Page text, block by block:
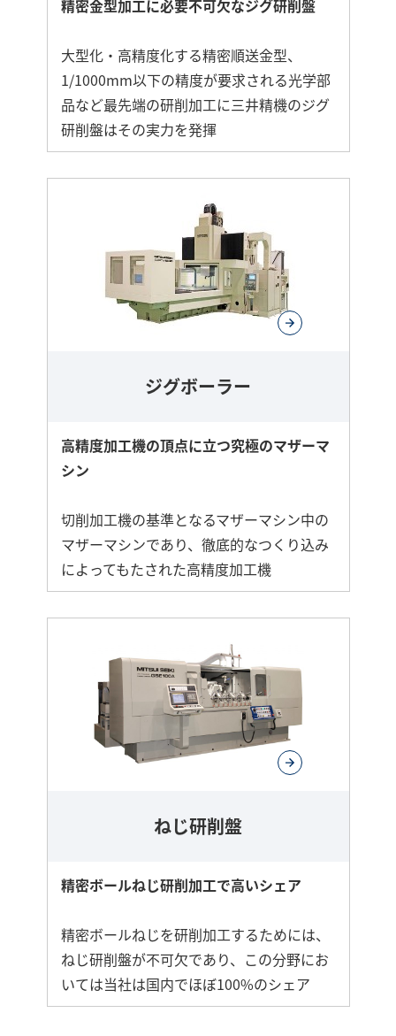
精密金型加工に必要不可欠なジグ研削盤
大型化・高精度化する精密順送金型、
1/1000mm以下の精度が要求される光学部
品など最先端の研削加工に三井精機のジグ
研削盤はその実力を発揮
ジグボーラー
高精度加工機の頂点に立つ究極のマザーマ
シン
切削加工機の基準となるマザーマシン中の
マザーマシンであり、徹底的なつくり込み
によってもたされた高精度加工機
ねじ研削盤
精密ボールねじ研削加工で高いシェア
精密ボールねじを研削加工するためには、
ねじ研削盤が不可欠であり、この分野にお
いては当社は国内でほぼ100%のシェア